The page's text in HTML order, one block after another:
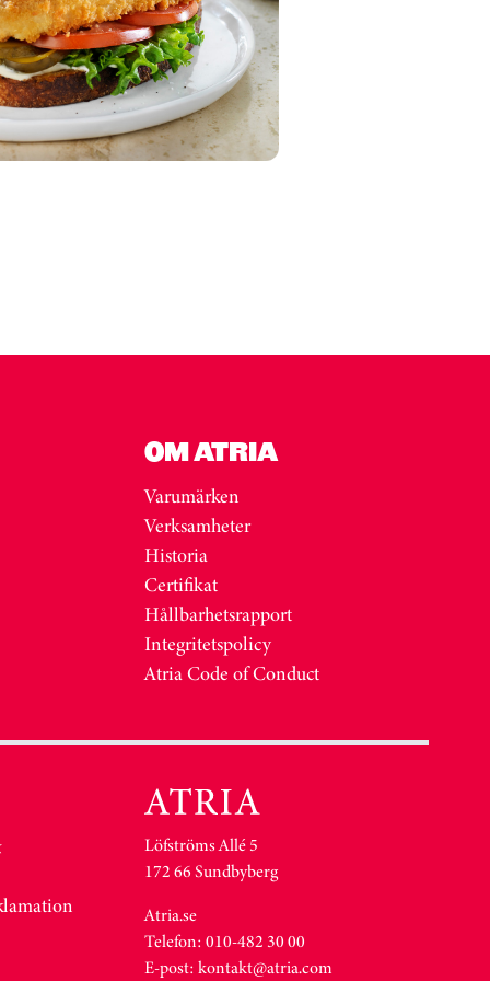
OM ATRIA
Varumärken
Verksamheter
Historia
Certifikat
Hållbarhetsrapport
Integritetspolicy
Atria Code of Conduct
Löfströms Allé 5
172 66 Sundbyberg
Atria.se
Telefon: 010-482 30 00
E-post: kontakt@atria.com